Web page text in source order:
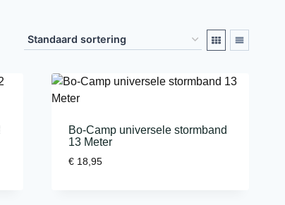
Bo-Camp universele stormband
13 Meter
€18,95